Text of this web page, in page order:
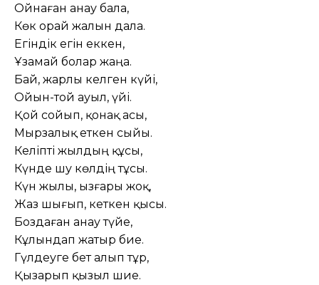
Ойнаған анау бала,
Көк орай жалын дала.
Егіндік егін еккен,
Ұзамай болар жаңа.
Бай, жарлы келген күйі,
Ойын-той ауыл, үйі.
Қой сойып, қонақ асы,
Мырзалық еткен сыйы.
Келіпті жылдың құсы,
Күнде шу көлдің тұсы.
Күн жылы, ызғары жоқ,
Жаз шығып, кеткен қысы.
Боздаған анау түйе,
Кұлындап жатыр бие.
Гүлдеуге бет алып тұр,
Қызарып қызыл шие.